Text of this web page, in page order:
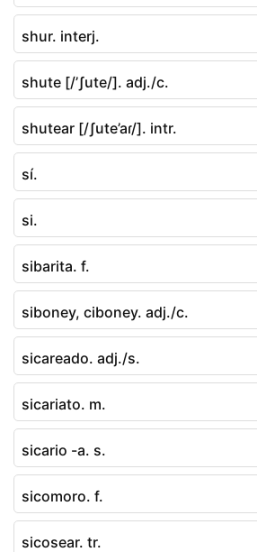
shur. interj.
shute [/’ʃute/]. adj./c.
shutear [/ʃute’aɾ/]. intr.
sí.
si.
sibarita. f.
siboney, ciboney. adj./c.
sicareado. adj./s.
sicariato. m.
sicario -a. s.
sicomoro. f.
sicosear. tr.